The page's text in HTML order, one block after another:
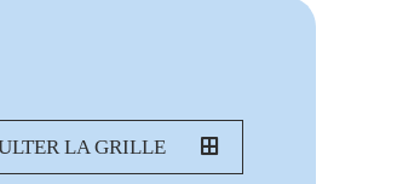
LA GRILLE